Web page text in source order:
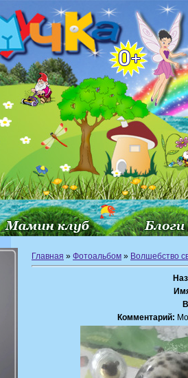
Главная » Фотоальбом » Волшебство
Комментарий: